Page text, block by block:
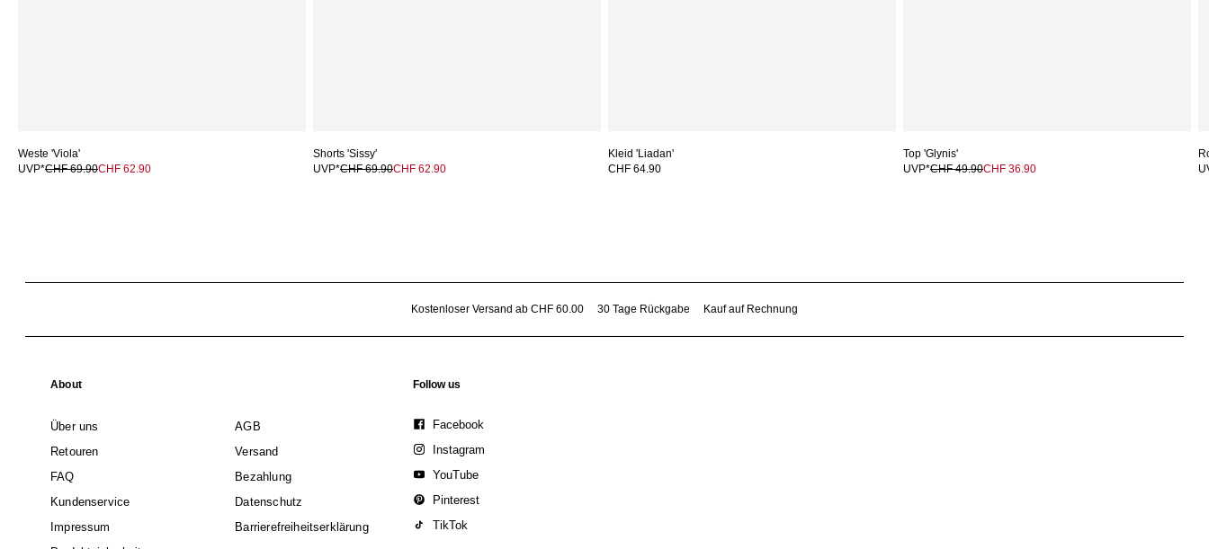
Weste 'Viola'
UVP*CHF 69.90CHF 62.90
Shorts 'Sissy'
UVP*CHF 69.90CHF 62.90
Kleid 'Liadan'
CHF 64.90
Top 'Glynis'
UVP*CHF 49.90CHF 36.90
Kostenloser Versand ab CHF 60.00 30 Tage Rückgabe Kauf auf Rechnung
About
Über uns
AGB
Retouren
Versand
FAQ
Bezahlung
Kundenservice
Datenschutz
Impressum
Barrierefreiheitserklärung
Follow us
Facebook
Instagram
YouTube
Pinterest
TikTok